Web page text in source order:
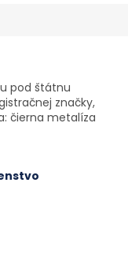
pod štátnu
značky,
čierna metalíza